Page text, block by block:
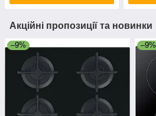
Акційні пропозиції та новинки
–9% –9%